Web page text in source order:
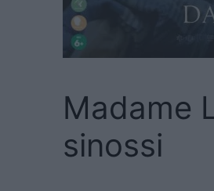
Madame
sinossi